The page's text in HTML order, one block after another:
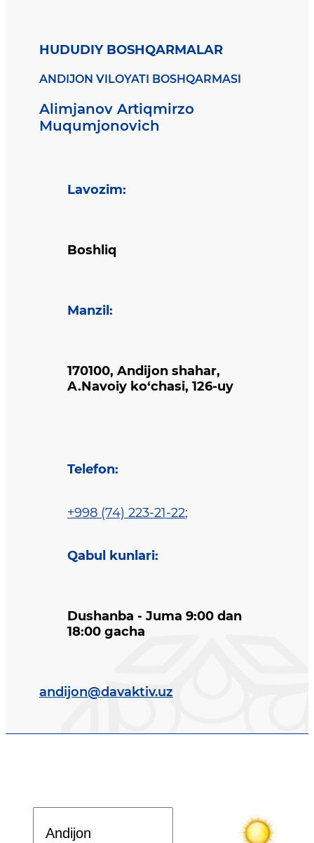
HUDUDIY BOSHQARMALAR
ANDIJON VILOYATI BOSHQARMASI
Alimjanov Artiqmirzo
Muqumjonovich
Lavozim:
Boshliq
Manzil :
170100, Andijon shahar,
A.Navoiy ko‘chasi, 126-uy
Telefon:
+998 (74) 223-21-22;
Qabul kunlari:
Dushanba - Juma 9:00 dan
18:00 gacha
andijon@davaktiv.uz